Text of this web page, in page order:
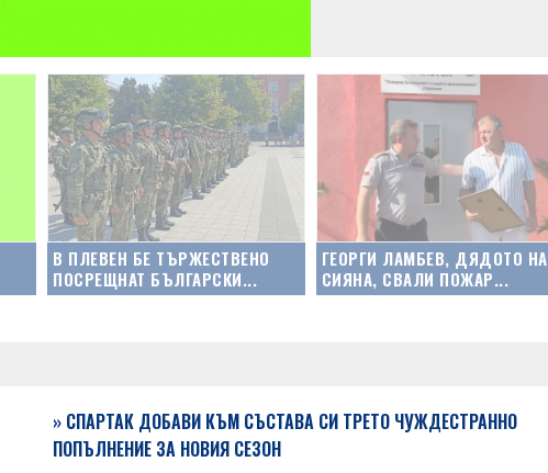
В ПЛЕВЕН БЕ ТЪРЖЕСТВЕНО
ПОСРЕЩНАТ БЪЛГАРСКИ...
ГЕОРГИ ЛАМБЕВ, ДЯДОТО НА
СИЯНА, СВАЛИ ПОЖАР...
» СПАРТАК ДОБАВИ КЪМ СЪСТАВА СИ ТРЕТО ЧУЖДЕСТРАННО
ПОПЪЛНЕНИЕ ЗА НОВИЯ СЕЗОН